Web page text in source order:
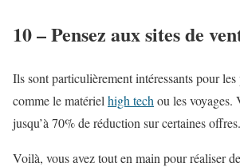
10 – Pensez aux sites de
Ils sont particulièrement intéressants pour les
comme le matériel high tech ou les voyages.
jusqu’à 70% de réduction sur certaines offres.
Voilà, vous avez tout en main pour réaliser